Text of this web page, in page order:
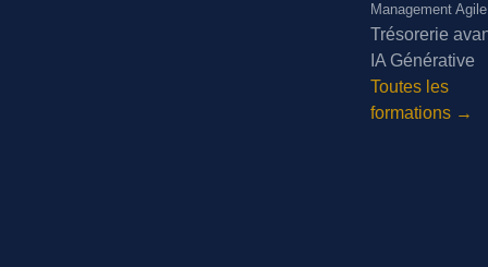
Management Agile
Trésorerie
IA Générative
Toutes les
formations →